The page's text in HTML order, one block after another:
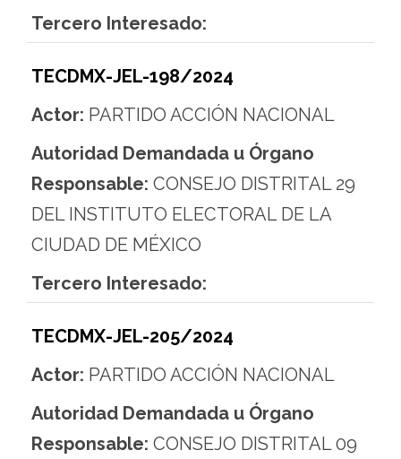
Tercero Interesado:
TECDMX-JEL-198/2024
Actor: PARTIDO ACCIÓN NACIONAL
Autoridad Demandada u Órgano
Responsable: CONSEJO DISTRITAL 29
DEL INSTITUTO ELECTORAL DE LA
CIUDAD DE MÉXICO
Tercero Interesado:
TECDMX-JEL-205/2024
Actor: PARTIDO ACCIÓN NACIONAL
Autoridad Demandada u Órgano
Responsable: CONSEJO DISTRITAL 09